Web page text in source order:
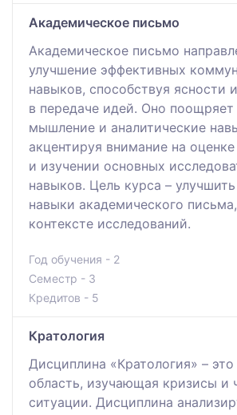
Академическое письмо
Академическое письмо
улучшение эффективных
навыков, способствуя ясности
в передаче идей. Оно поощряет
мышление и аналитические
акцентируя внимание на
и изучении основных
навыков. Цель курса –
навыки академического
контексте исследований.
Год обучения - 2
Семестр - 3
Кредитов - 5
Кратология
Дисциплина «Кратология» – это
область, изучающая кризисы и
ситуации. Дисциплина